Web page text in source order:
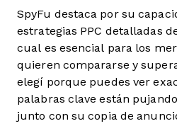
SpyFu destaca por su
estrategias PPC detalladas
cual es esencial para los
quieren compararse y
elegí porque puedes ver
palabras clave están
junto con su copia de